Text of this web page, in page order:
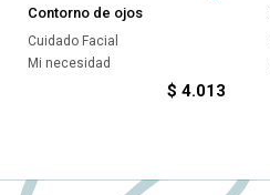
Contorno de ojos
Cuidado Facial
Mi necesidad
$ 4.013